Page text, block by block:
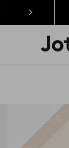
Jotex-
logo